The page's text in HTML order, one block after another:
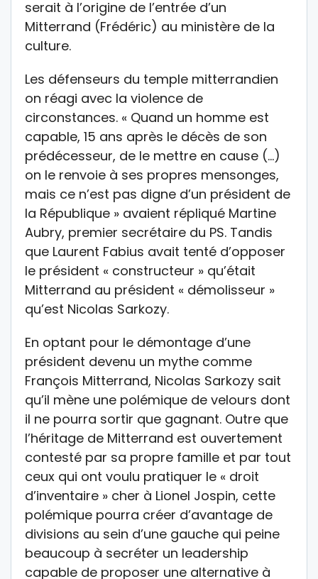
serait à l’origine de l’entrée d’un
Mitterrand (Frédéric) au ministère de la
culture.
Les défenseurs du temple mitterrandien
on réagi avec la violence de
circonstances. « Quand un homme est
capable, 15 ans après le décès de son
prédécesseur, de le mettre en cause (…)
on le renvoie à ses propres mensonges,
mais ce n’est pas digne d’un président de
la République » avaient répliqué Martine
Aubry, premier secrétaire du PS. Tandis
que Laurent Fabius avait tenté d’opposer
le président « constructeur » qu’était
Mitterrand au président « démolisseur »
qu’est Nicolas Sarkozy.
En optant pour le démontage d’une
président devenu un mythe comme
François Mitterrand, Nicolas Sarkozy sait
qu’il mène une polémique de velours dont
il ne pourra sortir que gagnant. Outre que
l’héritage de Mitterrand est ouvertement
contesté par sa propre famille et par tout
ceux qui ont voulu pratiquer le « droit
d’inventaire » cher à Lionel Jospin, cette
polémique pourra créer d’avantage de
divisions au sein d’une gauche qui peine
beaucoup à secréter un leadership
capable de proposer une alternative à